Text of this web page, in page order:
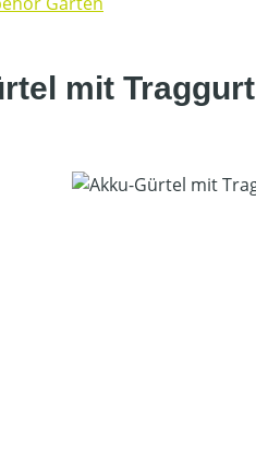
mit Traggurt